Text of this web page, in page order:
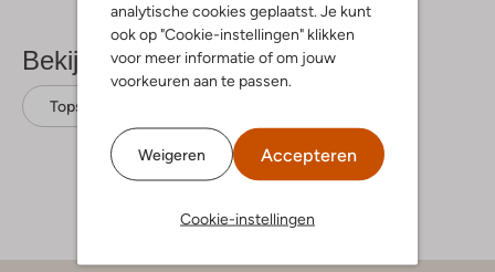
analytische cookies geplaatst. Je kunt
ook op "Cookie-instellingen" klikken
voor meer informatie of om jouw
voorkeuren aan te passen.
Weigeren Accepteren
Cookie-instellingen
Bekijk meer
Tops